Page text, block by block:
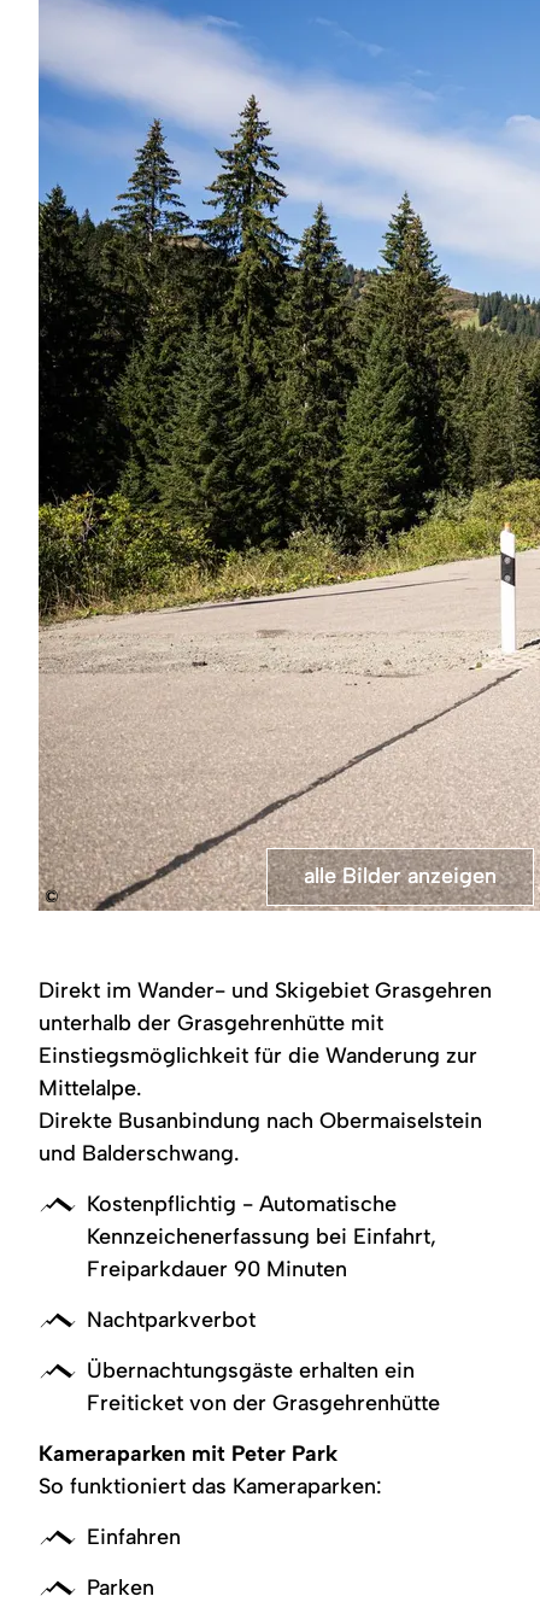
©
alle Bilder anzeigen
mit
Informationen
alle Bilder anzeigen
Direkt im Wander- und Skigebiet Grasgehren
unterhalb der Grasgehrenhütte mit
Einstiegsmöglichkeit für die Wanderung zur
Mittelalpe.
Direkte Busanbindung nach Obermaiselstein
und Balderschwang.
Kostenpflichtig - Automatische
Kennzeichenerfassung bei Einfahrt,
Freiparkdauer 90 Minuten
Nachtparkverbot
Übernachtungsgäste erhalten ein
Freiticket von der Grasgehrenhütte
Kameraparken mit Peter Park
So funktioniert das Kameraparken:
Einfahren
Parken